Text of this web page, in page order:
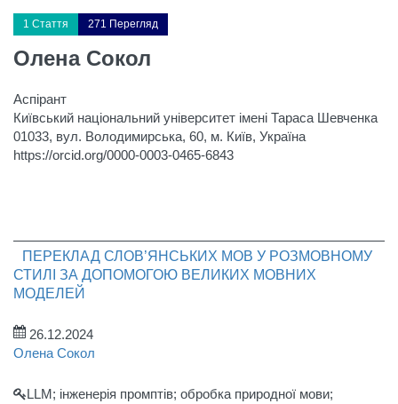
1 Стаття 271 Перегляд
Олена Сокол
Аспірант
Київський національний університет імені Тараса Шевченка
01033, вул. Володимирська, 60, м. Київ, Україна
https://orcid.org/0000-0003-0465-6843
ПЕРЕКЛАД СЛОВ’ЯНСЬКИХ МОВ У РОЗМОВНОМУ
СТИЛІ ЗА ДОПОМОГОЮ ВЕЛИКИХ МОВНИХ
МОДЕЛЕЙ
26.12.2024
Олена Сокол
LLM; інженерія промптів; обробка природної мови;